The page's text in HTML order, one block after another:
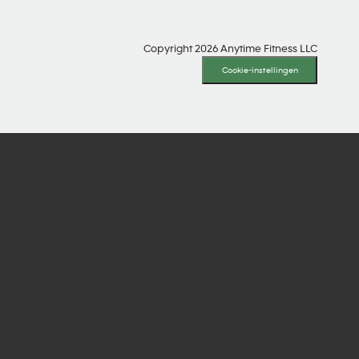
Copyright 2026 Anytime Fitness LLC
Cookie-instellingen